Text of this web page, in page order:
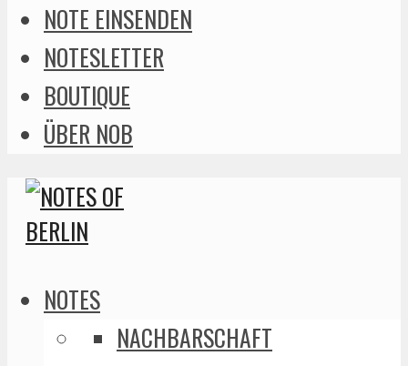
NOTE EINSENDEN
NOTESLETTER
BOUTIQUE
ÜBER NOB
NOTES
NACHBARSCHAFT